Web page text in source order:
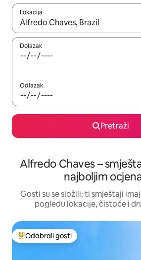
Lokacija
Kada budu dostupni rezultati, moći
Dolazak
Odlazak
Pretraži
Alfredo Chaves –
najboljim
Gosti su se složili: ti smještaji
pogledu lokacije, čistoće i
Među najviše rangiranima s oznakom
Odabrali gosti